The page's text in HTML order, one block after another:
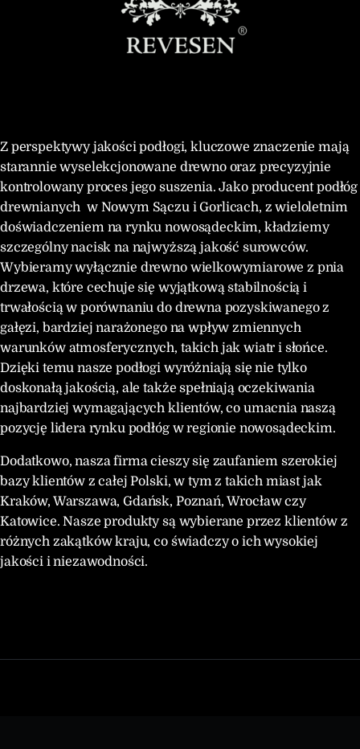
Z perspektywy jakości podłogi, kluczowe znaczenie mają
starannie wyselekcjonowane drewno oraz precyzyjnie
kontrolowany proces jego suszenia. Jako producent podłóg
drewnianych w Nowym Sączu i Gorlicach, z wieloletnim
doświadczeniem na rynku nowosądeckim, kładziemy
szczególny nacisk na najwyższą jakość surowców.
Wybieramy wyłącznie drewno wielkowymiarowe z pnia
drzewa, które cechuje się wyjątkową stabilnością i
trwałością w porównaniu do drewna pozyskiwanego z
gałęzi, bardziej narażonego na wpływ zmiennych
warunków atmosferycznych, takich jak wiatr i słońce.
Dzięki temu nasze podłogi wyróżniają się nie tylko
doskonałą jakością, ale także spełniają oczekiwania
najbardziej wymagających klientów, co umacnia naszą
pozycję lidera rynku podłóg w regionie nowosądeckim.
Dodatkowo, nasza firma cieszy się zaufaniem szerokiej
bazy klientów z całej Polski, w tym z takich miast jak
Kraków, Warszawa, Gdańsk, Poznań, Wrocław czy
Katowice. Nasze produkty są wybierane przez klientów z
różnych zakątków kraju, co świadczy o ich wysokiej
jakości i niezawodności.